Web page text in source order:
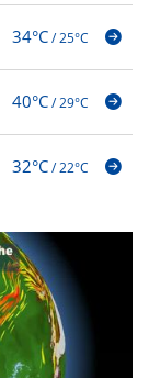
34°C/25°C
40°C/29°C
32°C/22°C